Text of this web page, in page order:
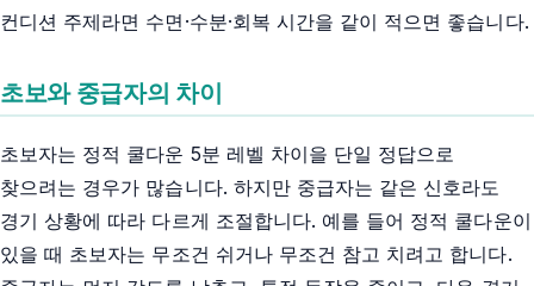
컨디션 주제라면 수면·수분·회복 시간을 같이 적으면 좋습니다.
초보와 중급자의 차이
초보자는 정적 쿨다운 5분 레벨 차이을 단일 정답으로
찾으려는 경우가 많습니다. 하지만 중급자는 같은 신호라도
경기 상황에 따라 다르게 조절합니다. 예를 들어 정적 쿨다운이
있을 때 초보자는 무조건 쉬거나 무조건 참고 치려고 합니다.